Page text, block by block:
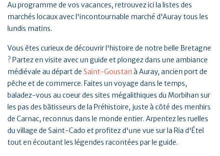
Au programme de vos vacances, retrouvez ici la listes des
marchés locaux avec l'incontournable marché d'Auray tous les
lundis matins.
Vous êtes curieux de découvrir l'histoire de notre belle Bretagne
? Partez en visite avec un guide et plongez dans une ambiance
médiévale au départ de Saint-Goustan à Auray, ancien port de
pêche et de commerce. Faites un voyage dans le temps,
baladez-vous au coeur des sites mégalithiques du Morbihan sur
les pas des bâtisseurs de la Préhistoire, juste à côté des menhirs
de Carnac, reconnus dans le monde entier. Arpentez les ruelles
du village de Saint-Cado et profitez d'une vue sur la Ria d'Étel
tout en écoutant les légendes racontées par le guide.